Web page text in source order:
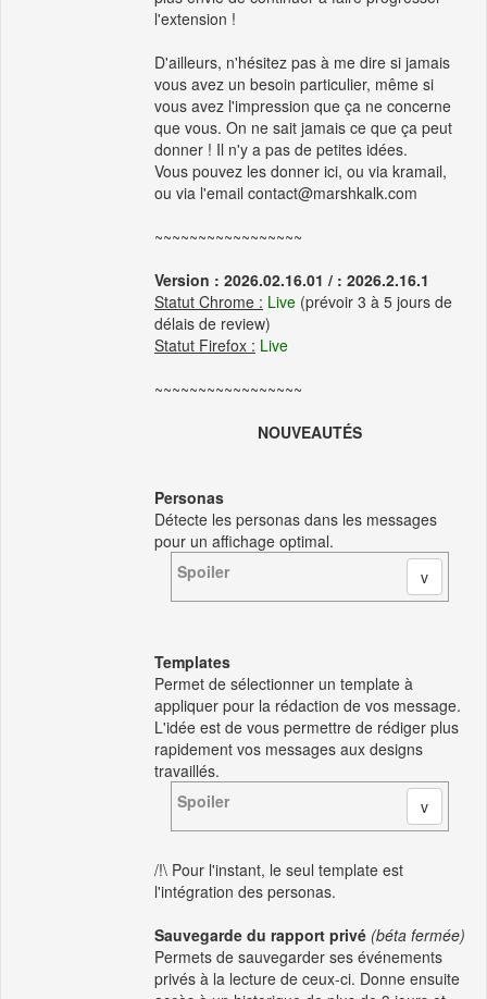
l'extension !
D'ailleurs, n'hésitez pas à me dire si jamais
vous avez un besoin particulier, même si
vous avez l'impression que ça ne concerne
que vous. On ne sait jamais ce que ça peut
donner ! Il n'y a pas de petites idées.
Vous pouvez les donner ici, ou via kramail,
ou via l'email contact@marshkalk.com
~~~~~~~~~~~~~~~~~
Version : 2026.02.16.01 / : 2026.2.16.1
Statut Chrome : Live (prévoir 3 à 5 jours de
délais de review)
Statut Firefox : Live
~~~~~~~~~~~~~~~~~
NOUVEAUTÉS
Personas
Détecte les personas dans les messages
pour un affichage optimal.
Spoiler
Templates
Permet de sélectionner un template à
appliquer pour la rédaction de vos message.
L'idée est de vous permettre de rédiger plus
rapidement vos messages aux designs
travaillés.
Spoiler
/!\ Pour l'instant, le seul template est
l'intégration des personas.
Sauvegarde du rapport privé (béta fermée)
Permets de sauvegarder ses événements
privés à la lecture de ceux-ci. Donne ensuite